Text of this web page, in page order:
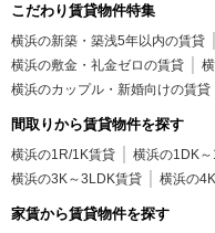
こだわり賃貸物件特集
横浜の新築・築浅5年以内の賃貸
横浜の敷金・礼金ゼロの賃貸
横浜のカップル・新婚向けの賃貸
間取りから賃貸物件を探す
横浜の1R/1K賃貸 横浜の1DK
横浜の3K～3LDK賃貸
横浜の
家賃から賃貸物件を探す